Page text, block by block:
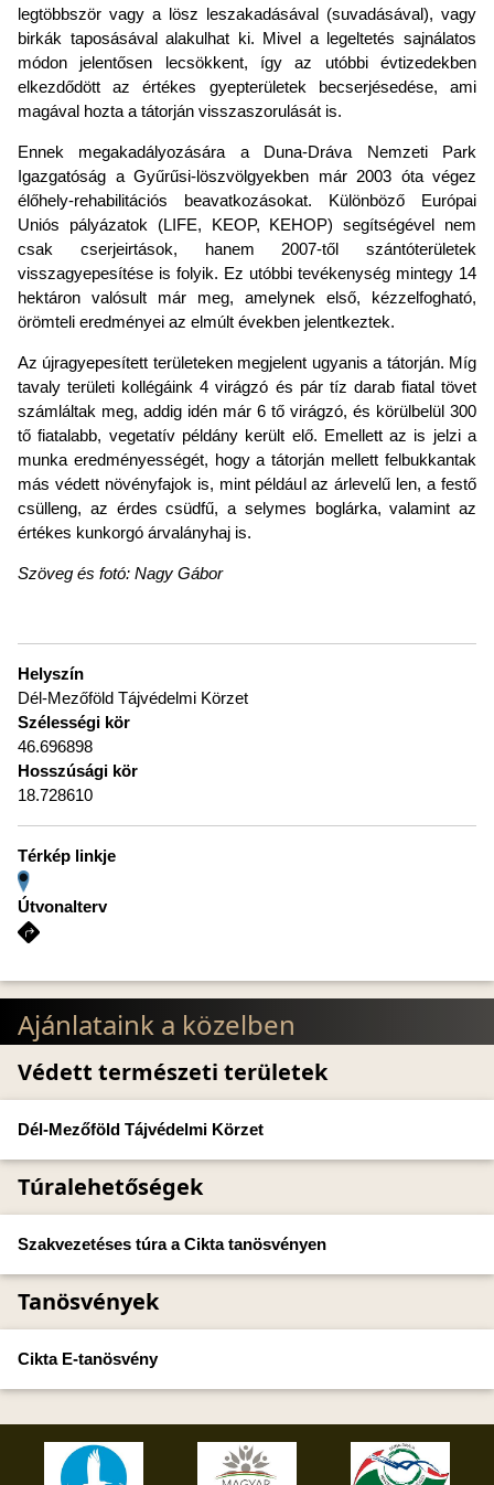
legtöbbször vagy a lösz leszakadásával (suvadásával), vagy
birkák taposásával alakulhat ki. Mivel a legeltetés sajnálatos
módon jelentősen lecsökkent, így az utóbbi évtizedekben
elkezdődött az értékes gyepterületek becserjésedése, ami
magával hozta a tátorján visszaszorulását is.
Ennek megakadályozására a Duna-Dráva Nemzeti Park
Igazgatóság a Gyűrűsi-löszvölgyekben már 2003 óta végez
élőhely-rehabilitációs beavatkozásokat. Különböző Európai
Uniós pályázatok (LIFE, KEOP, KEHOP) segítségével nem
csak cserjeirtások, hanem 2007-től szántóterületek
visszagyepesítése is folyik. Ez utóbbi tevékenység mintegy 14
hektáron valósult már meg, amelynek első, kézzelfogható,
örömteli eredményei az elmúlt években jelentkeztek.
Az újragyepesített területeken megjelent ugyanis a tátorján. Míg
tavaly területi kollégáink 4 virágzó és pár tíz darab fiatal tövet
számláltak meg, addig idén már 6 tő virágzó, és körülbelül 300
tő fiatalabb, vegetatív példány került elő. Emellett az is jelzi a
munka eredményességét, hogy a tátorján mellett felbukkantak
más védett növényfajok is, mint például az árlevelű len, a festő
csülleng, az érdes csüdfű, a selymes boglárka, valamint az
értékes kunkorgó árvalányhaj is.
Szöveg és fotó: Nagy Gábor
Helyszín
Dél-Mezőföld Tájvédelmi Körzet
Szélességi kör
46.696898
Hosszúsági kör
18.728610
Térkép linkje
Útvonalterv
Ajánlataink a közelben
Védett természeti területek
Dél-Mezőföld Tájvédelmi Körzet
Túralehetőségek
Szakvezetéses túra a Cikta tanösvényen
Tanösvények
Cikta E-tanösvény